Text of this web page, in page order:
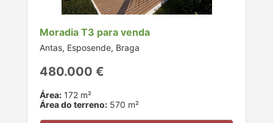
Moradia T3 para venda
Antas, Esposende, Braga
480.000 €
Área: 172 m²
Área do terreno: 570 m²